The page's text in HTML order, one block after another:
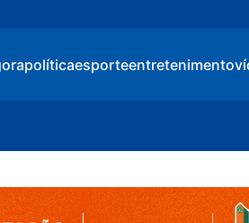
políticaesporteentretenimento